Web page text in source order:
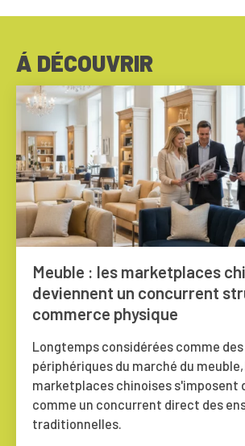
Á DÉCOUVRIR
Meuble : les marketplaces
deviennent un concurrent
commerce physique
Longtemps considérées comme
périphériques du marché du
marketplaces chinoises s'imposent
comme un concurrent direct des
traditionnelles.